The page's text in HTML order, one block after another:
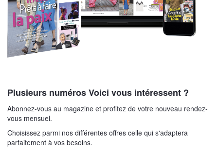
Plusieurs numéros Voici vous intéressent ?
Abonnez-vous au magazine et profitez de votre nouveau rendez-
vous mensuel.
Choisissez parmi nos différentes offres celle qui s'adaptera
parfaitement à vos besoins.